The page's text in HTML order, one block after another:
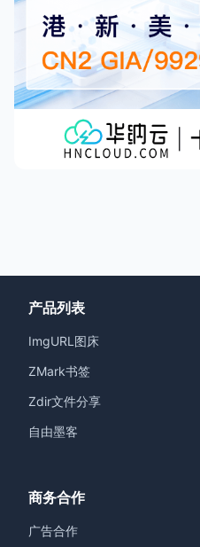
产品列表
ImgURL图床
ZMark书签
Zdir文件分享
自由墨客
商务合作
广告合作